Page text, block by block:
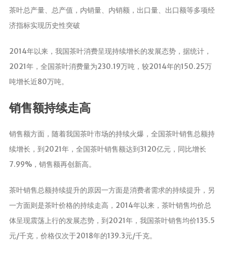
茶叶总产量、总产值，内销量、内销额，出口量、出口额等多项经
济指标实现历史性突破
2014年以来，我国茶叶消费呈现持续增长的发展态势，据统计，
2021年，全国茶叶消费量为230.19万吨，较2014年的150.25万
吨增长近80万吨。
销售额持续走高
销售额方面，随着我国茶叶市场的持续火爆，全国茶叶销售总额持
续增长，到2021年，全国茶叶销售额达到3120亿元，同比增长
7.99%，销售额再创新高。
茶叶销售总额持续提升的原因一方面是消费者需求的持续提升，另
一方面则是茶叶价格的持续走高，2014年以来，茶叶销售均价总
体呈现震荡上行的发展态势，到2021年，我国茶叶销售均价135.5
元/千克，价格仅次于2018年的139.3元/千克。
茶叶生产和
制作
茶包和袋泡茶
茶叶定制
茶叶饮品
值和功效
养生茶
减肥茶
茶文化
茶叶历史
茶叶品鉴